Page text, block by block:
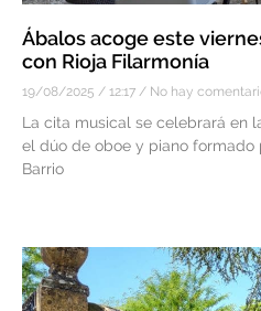
Ábalos acoge este
con Rioja Filarmonía
19/08/2025 12:17 No hay
La cita musical se celebrará en
el dúo de oboe y piano formado
Barrio